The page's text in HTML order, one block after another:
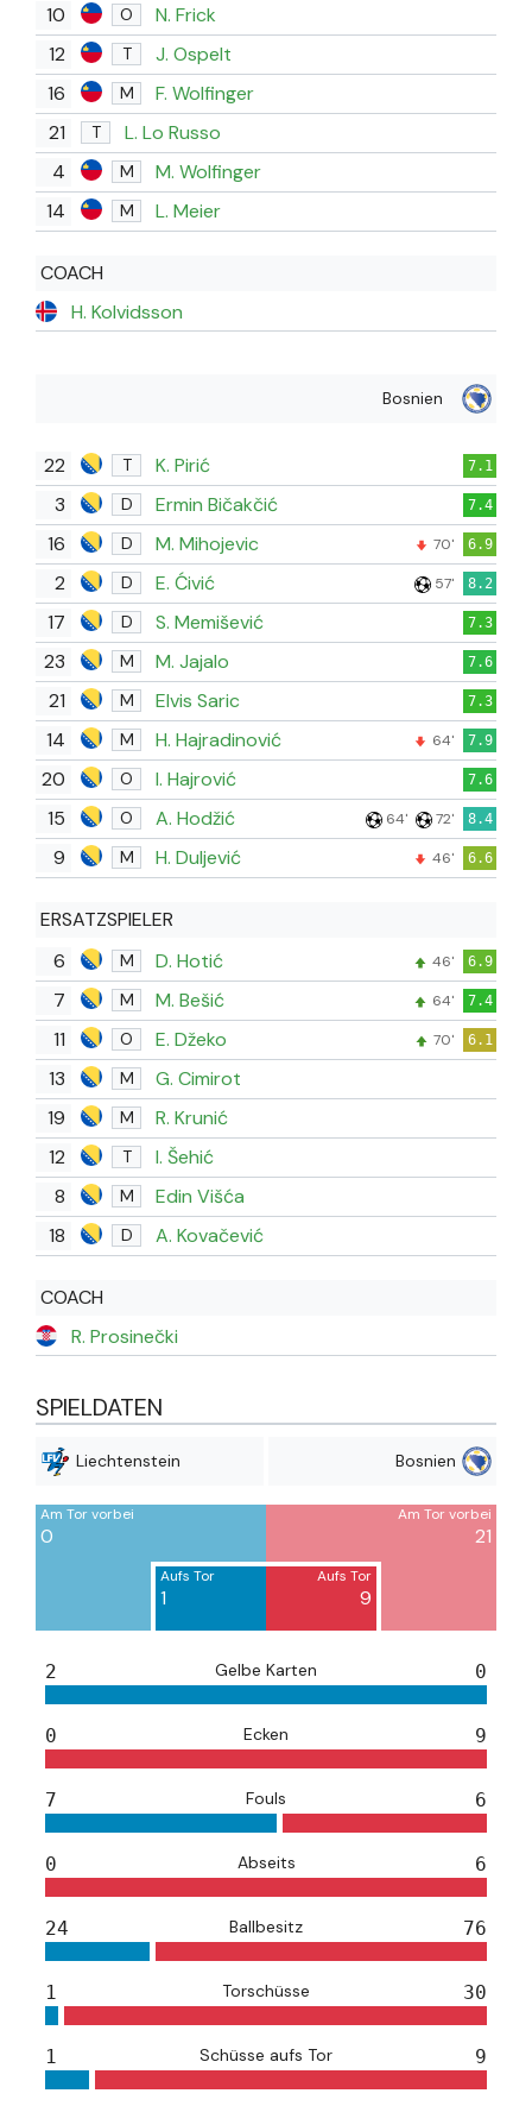
10 O
N. Frick
12
T
J. Ospelt
16
M
F. Wolfinger
21
T
L. Lo Russo
4
M
M. Wolfinger
14
M L. Meier
COACH
H. Kolvidsson
Bosnien
22 T K. Pirić 7.1
3 D Ermin Bičakčić 7.4
16 D M. Mihojevic 70' 6.9
2 D E. Ćivić 57' 8.2
17 D S. Memišević 7.3
23 M M. Jajalo 7.6
21 M Elvis Saric 7.3
14 M H. Hajradinović 64' 7.9
20 O I. Hajrović 7.6
15 O A. Hodžić 64' 72' 8.4
9 M H. Duljević 46' 6.6
ERSATZSPIELER
6
M D. Hotić 46' 6.9
7 M M. Bešić 64' 7.4
11 O E. Džeko 70' 6.1
13 M
G. Cimirot
19
M
R. Krunić
12
T
I. Šehić
8
M
Edin Višća
18
D A. Kovačević
COACH
R. Prosinečki
SPIELDATEN
Liechtenstein Bosnien
Am Tor vorbei
0
Aufs Tor
1
Aufs Tor
9
Am Tor vorbei
21
2 Gelbe Karten 0
0 Ecken 9
7 Fouls 6
0 Abseits 6
24 Ballbesitz 76
1 Torschüsse 30
1 Schüsse aufs Tor 9